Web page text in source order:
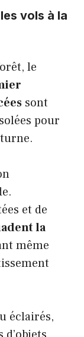
vols à la
le
sont
pour
et de
la
même
éclairés,